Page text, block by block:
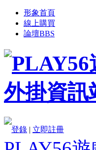
形象首頁
線上購買
論壇BBS
登錄 | 立即註冊